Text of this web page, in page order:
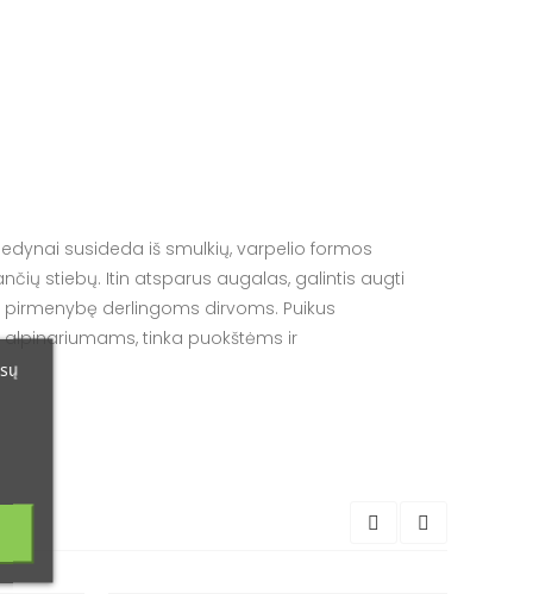
susideda iš smulkių, varpelio formos
stiebų. Itin atsparus augalas, galintis augti
derlingoms dirvoms. Puikus
tinka puokštėms ir